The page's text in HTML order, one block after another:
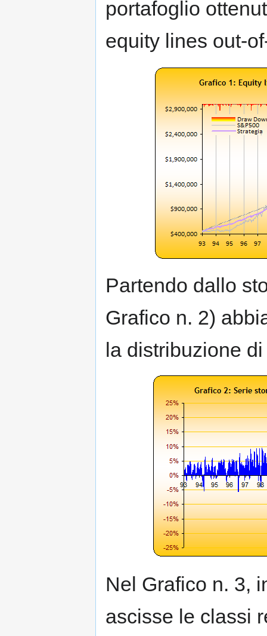
portafoglio
equity lines out-
Partendo dallo
Grafico n. 2)
la distribuzione
Nel Grafico n. 3,
ascisse le classi